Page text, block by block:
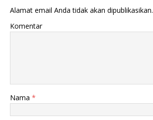
Alamat email Anda tidak akan dipublikasikan.
Komentar
Nama *